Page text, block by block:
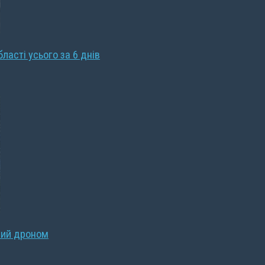
усього за 6 днів
дроном